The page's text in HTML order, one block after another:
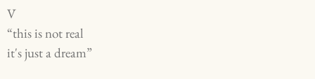
V
“this is not real
it's just a dream”